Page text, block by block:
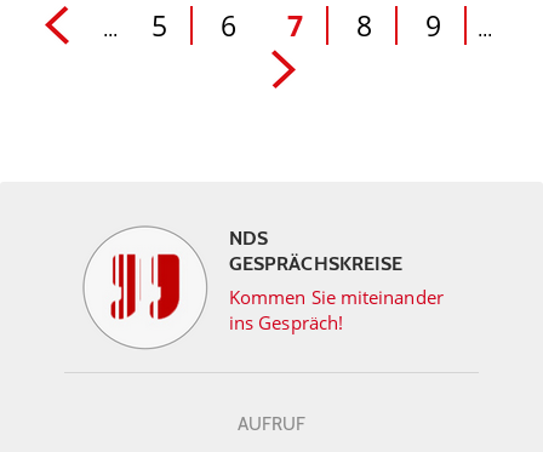
... 5 6 7 8 9 ...
NDS
GESPRÄCHSKREISE
Kommen Sie miteinander
ins Gespräch!
AUFRUF